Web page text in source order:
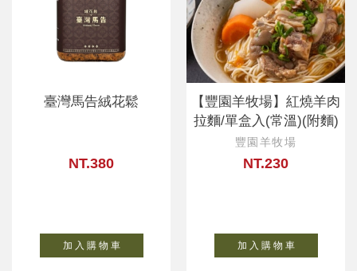
臺灣馬告絨花鬆
NT.380
加 入 購 物 車
【豐園羊牧場】紅燒羊肉
拉麵/單盒入(常溫)(附麵)
豐園羊牧場
NT.230
加 入 購 物 車